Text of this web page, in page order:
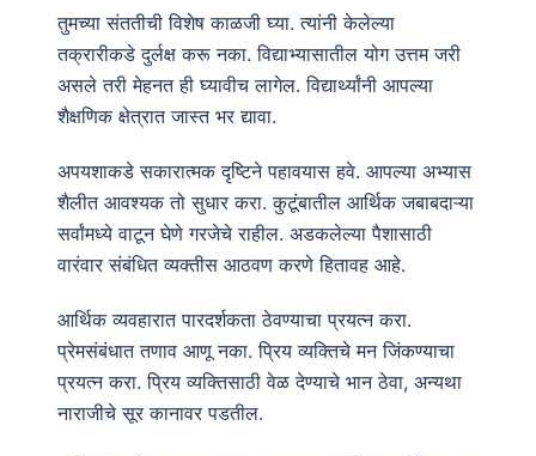
तुमच्या संततीची विशेष काळजी घ्या. त्यांनी केलेल्या
तक्रारीकडे दुर्लक्ष करू नका. विद्याभ्यासातील योग उत्तम जरी
असले तरी मेहनत ही घ्यावीच लागेल. विद्यार्थ्यांनी आपल्या
शैक्षणिक क्षेत्रात जास्त भर द्यावा.
अपयशाकडे सकारात्मक दृष्टिने पहावयास हवे. आपल्या अभ्यास
शैलीत आवश्यक तो सुधार करा. कुटूंबातील आर्थिक जबाबदाऱ्या
सर्वांमध्ये वाटून घेणे गरजेचे राहील. अडकलेल्या पैशासाठी
वारंवार संबंधित व्यक्तीस आठवण करणे हितावह आहे.
आर्थिक व्यवहारात पारदर्शकता ठेवण्याचा प्रयत्न करा.
प्रेमसंबंधात तणाव आणू नका. प्रिय व्यक्तिचे मन जिंकण्याचा
प्रयत्न करा. प्रिय व्यक्तिसाठी वेळ देण्याचे भान ठेवा, अन्यथा
नाराजीचे सूर कानावर पडतील.